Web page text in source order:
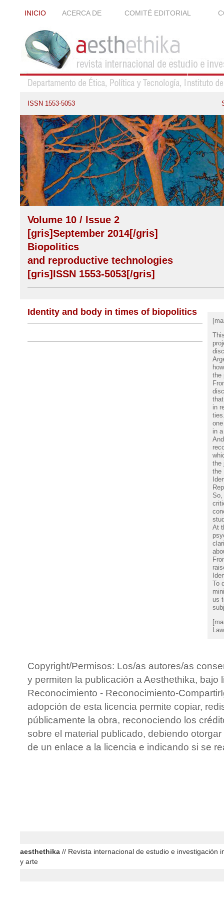
INICIO ACERCA DE COMITÉ EDITORIAL
ISSN 1553-5053
Volume 10 / Issue 2
[gris]September 2014[/gris]
Biopolitics
and reproductive technologies
[gris]ISSN 1553-5053[/gris]
the
in
in
the
the
At
To
us
Identity and body in times of biopolitics
Copyright/Permisos: Los/as autores/as
y permiten la publicación a Aesthethika, bajo
Reconocimiento - Reconocimiento-
adopción de esta licencia permite copiar,
públicamente la obra, reconociendo los
sobre el material publicado, debiendo
de un enlace a la licencia e indicando si se
aesthethika// Revista internacional de estudio e investigación
y arte